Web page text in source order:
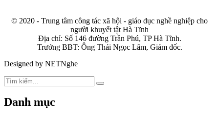
© 2020 - Trung tâm công tác xã hội - giáo dục nghề nghiệp cho
người khuyết tật Hà Tĩnh
Địa chỉ: Số 146 đường Trần Phú, TP Hà Tĩnh.
Trưởng BBT: Ông Thái Ngọc Lâm, Giám đốc.
Designed by NETNghe
Danh mục